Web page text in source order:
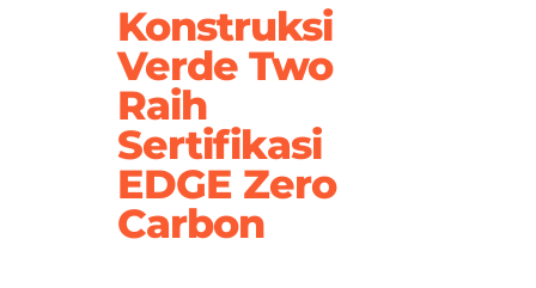
Konstruksi
Verde Two
Raih
Sertifikasi
EDGE Zero
Carbon